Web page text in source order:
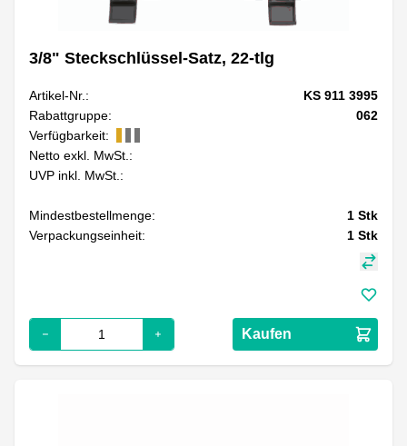
3/8" Steckschlüssel-Satz, 22-tlg
Artikel-Nr.:
KS 911 3995
Rabattgruppe:
062
Verfügbarkeit:
Netto exkl. MwSt.:
UVP inkl. MwSt.:
Mindestbestellmenge: 1 Stk
Verpackungseinheit:
1 Stk
Kaufen